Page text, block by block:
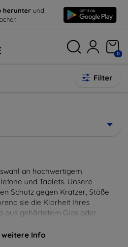
herunter und
0
Filter
an hochwertigem
und Tablets. Unsere
Schutz gegen Kratzer, Stöße
sie die Klarheit Ihres
aus gehärtetem Glas oder
für jedes Gerät, um eine
weitere Info